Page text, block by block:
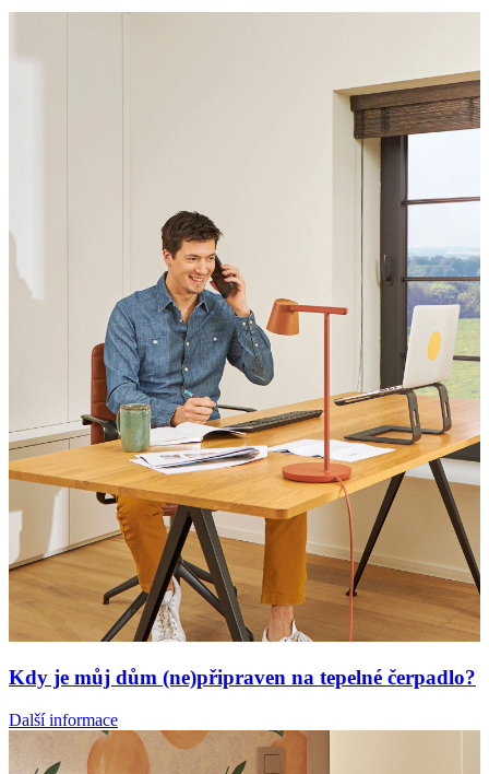
Kdy je můj dům (ne)připraven na tepelné čerpadlo?
Další informace